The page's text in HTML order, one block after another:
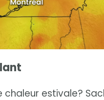
estivale?